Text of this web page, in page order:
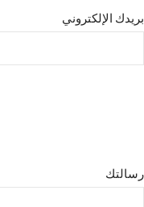
بريدك الإلكتروني
رسالتك